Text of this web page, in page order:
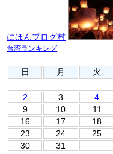
にほんブログ村
台湾ランキング
日
月 火
2
3 4
9
10 11
16
17 18
23
24 25
30
31